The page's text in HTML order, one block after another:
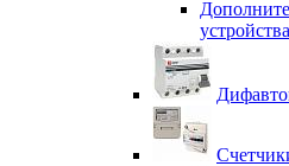
устройства